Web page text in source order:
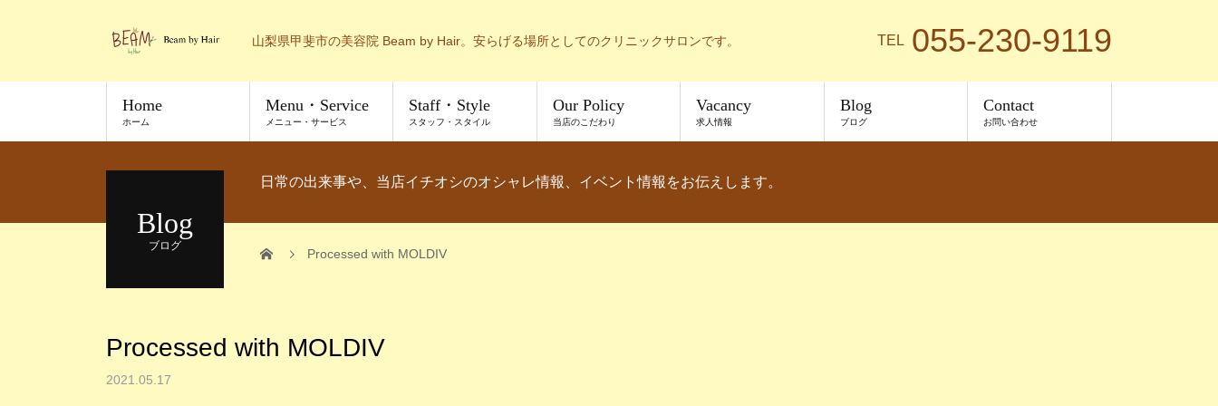
山梨県甲斐市の美容院 Beam by Hair。安らげる場所としてのクリニックサロンです。 TEL 055-230-9119
Home
ホーム
Menu・Service
メニュー・サービス
Staff・Style
スタッフ・スタイル
Our Policy
当店のこだわり
Vacancy
求人情報
Blog
ブログ
Contact
お問い合わせ
Blog
ブログ
日常の出来事や、当店イチオシのオシャレ情報、イベント情報をお伝えします。
Processed with MOLDIV
Processed with MOLDIV
2021.05.17